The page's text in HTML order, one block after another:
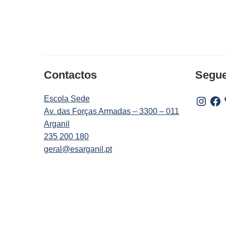
Contactos
Escola Sede
Av. das Forças Armadas – 3300 – 011
Arganil
235 200 180
geral@esarganil.pt